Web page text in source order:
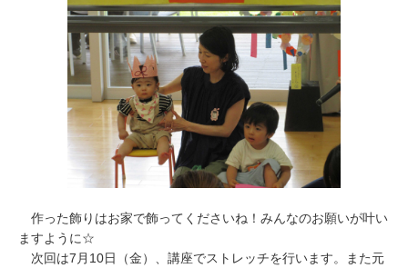
作った飾りはお家で飾ってくださいね！みんなのお願いが叶い
ますように☆
次回は7月10日（金）、講座でストレッチを行います。また元